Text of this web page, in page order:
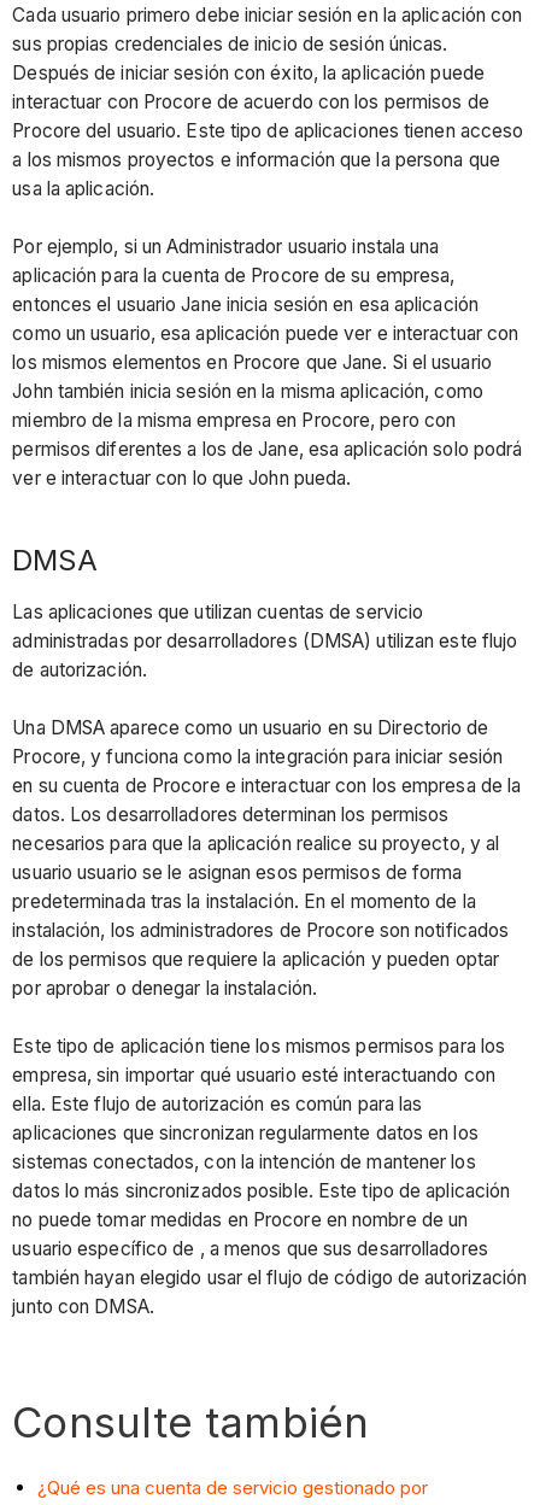
Cada usuario primero debe iniciar sesión en la aplicación con
sus propias credenciales de inicio de sesión únicas.
Después de iniciar sesión con éxito, la aplicación puede
interactuar con Procore de acuerdo con los permisos de
Procore del usuario. Este tipo de aplicaciones tienen acceso
a los mismos proyectos e información que la persona que
usa la aplicación.
Por ejemplo, si un Administrador usuario instala una
aplicación para la cuenta de Procore de su empresa,
entonces el usuario Jane inicia sesión en esa aplicación
como un usuario, esa aplicación puede ver e interactuar con
los mismos elementos en Procore que Jane. Si el usuario
John también inicia sesión en la misma aplicación, como
miembro de la misma empresa en Procore, pero con
permisos diferentes a los de Jane, esa aplicación solo podrá
ver e interactuar con lo que John pueda.
DMSA
Las aplicaciones que utilizan cuentas de servicio
administradas por desarrolladores (DMSA) utilizan este flujo
de autorización.
Una DMSA aparece como un usuario en su Directorio de
Procore, y funciona como la integración para iniciar sesión
en su cuenta de Procore e interactuar con los empresa de la
datos. Los desarrolladores determinan los permisos
necesarios para que la aplicación realice su proyecto, y al
usuario usuario se le asignan esos permisos de forma
predeterminada tras la instalación. En el momento de la
instalación, los administradores de Procore son notificados
de los permisos que requiere la aplicación y pueden optar
por aprobar o denegar la instalación.
Este tipo de aplicación tiene los mismos permisos para los
empresa, sin importar qué usuario esté interactuando con
ella. Este flujo de autorización es común para las
aplicaciones que sincronizan regularmente datos en los
sistemas conectados, con la intención de mantener los
datos lo más sincronizados posible. Este tipo de aplicación
no puede tomar medidas en Procore en nombre de un
usuario específico de , a menos que sus desarrolladores
también hayan elegido usar el flujo de código de autorización
junto con DMSA.
Consulte también
¿Qué es una cuenta de servicio gestionado por